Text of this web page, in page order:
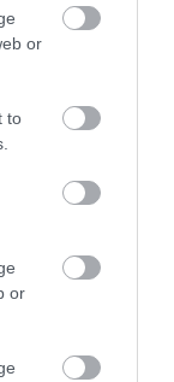
or
to
or